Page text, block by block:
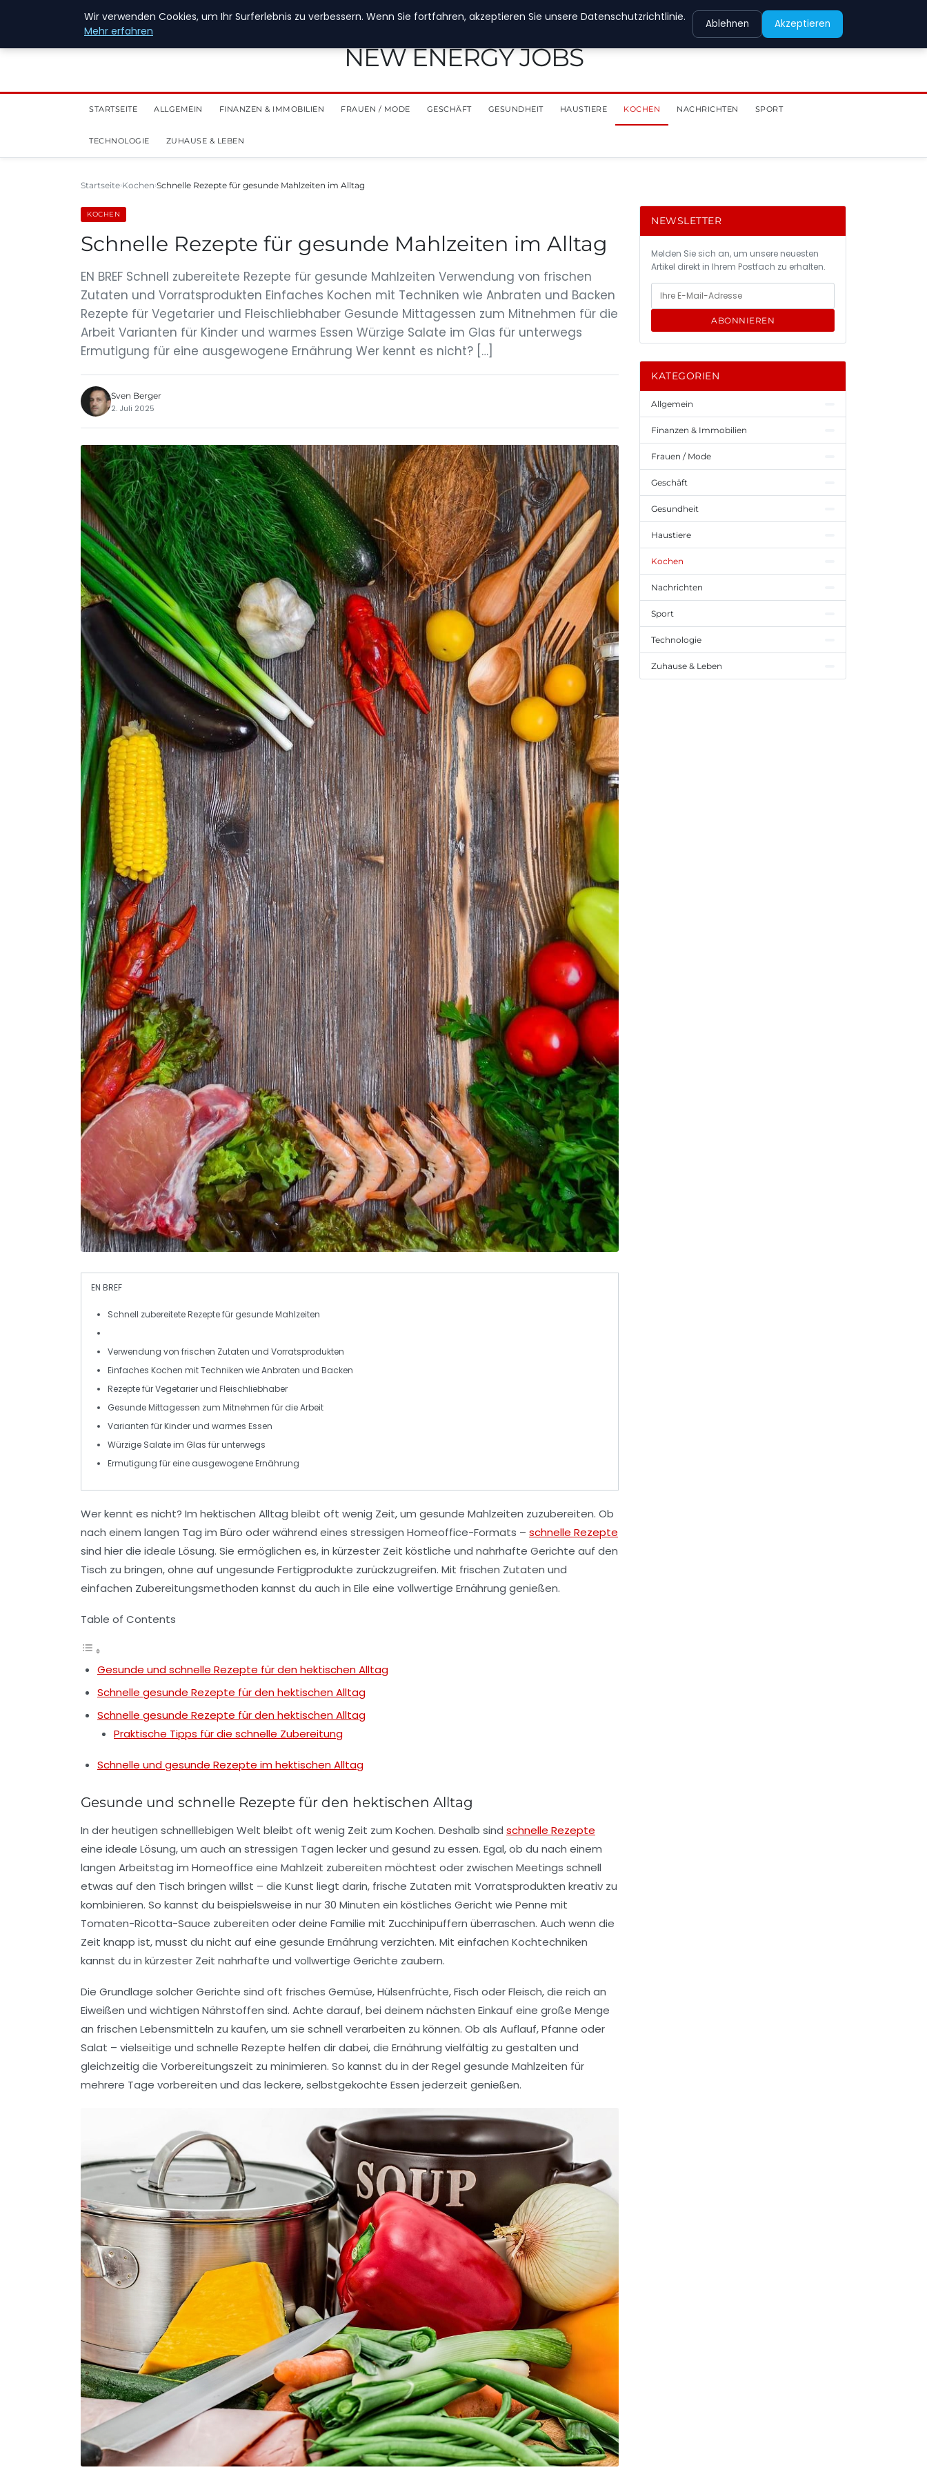
28. Juli 2026
NEW ENERGY JOBS
STARTSEITE ALLGEMEIN FINANZEN & IMMOBILIEN FRAUEN / MODE GESCHÄFT GESUNDHEIT HAUSTIERE KOCHEN NACHRICHTEN SPORT
TECHNOLOGIE ZUHAUSE & LEBEN
Startseite Kochen Schnelle Rezepte für gesunde Mahlzeiten im Alltag
KOCHEN
Schnelle Rezepte für gesunde Mahlzeiten im Alltag
EN BREF Schnell zubereitete Rezepte für gesunde Mahlzeiten Verwendung von frischen
Zutaten und Vorratsprodukten Einfaches Kochen mit Techniken wie Anbraten und Backen
Rezepte für Vegetarier und Fleischliebhaber Gesunde Mittagessen zum Mitnehmen für die
Arbeit Varianten für Kinder und warmes Essen Würzige Salate im Glas für unterwegs
Ermutigung für eine ausgewogene Ernährung Wer kennt es nicht? […]
Sven Berger
2. Juli 2025
EN BREF
Schnell zubereiteteRezepte für gesunde Mahlzeiten
Verwendung von frischen Zutaten und Vorratsprodukten
Einfaches Kochen mit Techniken wieAnbraten und Backen
Rezepte fürVegetarierund Fleischliebhaber
GesundeMittagessen zum Mitnehmen für die Arbeit
Varianten fürKinderund warmes Essen
Würzige Salateim Glas für unterwegs
Ermutigung für eine ausgewogene Ernährung
Wer kennt es nicht? Im hektischen Alltag bleibt oft wenig Zeit, um gesunde Mahlzeiten zuzubereiten. Ob
nach einem langen Tag im Büro oder während eines stressigen Homeoffice-Formats – schnelle Rezepte
sind hier die ideale Lösung. Sie ermöglichen es, in kürzester Zeit köstliche und nahrhafte Gerichte auf den
Tisch zu bringen, ohne auf ungesunde Fertigprodukte zurückzugreifen. Mit frischen Zutaten und
einfachen Zubereitungsmethoden kannst du auch in Eile eine vollwertige Ernährung genießen.
Table of Contents
Gesunde und schnelle Rezepte für den hektischen Alltag
Schnelle gesunde Rezepte für den hektischen Alltag
Schnelle gesunde Rezepte für den hektischen Alltag
Praktische Tipps für die schnelle Zubereitung
Schnelle und gesunde Rezepte im hektischen Alltag
Gesunde und schnelle Rezepte für den hektischen Alltag
In der heutigen schnelllebigen Welt bleibt oft wenig Zeit zum Kochen. Deshalb sind schnelle Rezepte
eine ideale Lösung, um auch an stressigen Tagen lecker und gesund zu essen. Egal, ob du nach einem
langen Arbeitstag im Homeoffice eine Mahlzeit zubereiten möchtest oder zwischen Meetings schnell
etwas auf den Tisch bringen willst – die Kunst liegt darin, frische Zutaten mit Vorratsprodukten kreativ zu
kombinieren. So kannst du beispielsweise in nur 30 Minuten ein köstliches Gericht wie Penne mit
Tomaten-Ricotta-Sauce zubereiten oder deine Familie mit Zucchinipuffern überraschen. Auch wenn die
Zeit knapp ist, musst du nicht auf eine gesunde Ernährung verzichten. Mit einfachen Kochtechniken
kannst du in kürzester Zeit nahrhafte und vollwertige Gerichte zaubern.
Die Grundlage solcher Gerichte sind oft frisches Gemüse,Hülsenfrüchte,Fisch oderFleisch, die reich an
Eiweißen und wichtigen Nährstoffen sind. Achte darauf, bei deinem nächsten Einkauf eine große Menge
an frischen Lebensmitteln zu kaufen, um sie schnell verarbeiten zu können. Ob als Auflauf,Pfanne oder
Salat – vielseitige und schnelle Rezepte helfen dir dabei, die Ernährung vielfältig zu gestalten und
gleichzeitig die Vorbereitungszeit zu minimieren. So kannst du in der Regel gesunde Mahlzeiten für
mehrere Tage vorbereiten und das leckere, selbstgekochte Essen jederzeit genießen.
NEWSLETTER
Melden Sie sich an, um unsere neuesten
Artikel direkt in Ihrem Postfach zu erhalten.
ABONNIEREN
KATEGORIEN
Allgemein
Finanzen & Immobilien
Frauen / Mode
Geschäft
Gesundheit
Haustiere
Kochen
Nachrichten
Sport
Technologie
Zuhause & Leben
Wir verwenden Cookies, um Ihr Surferlebnis zu verbessern. Wenn Sie fortfahren, akzeptieren Sie unsere Datenschutzrichtlinie.
Mehr erfahren
Ablehnen Akzeptieren